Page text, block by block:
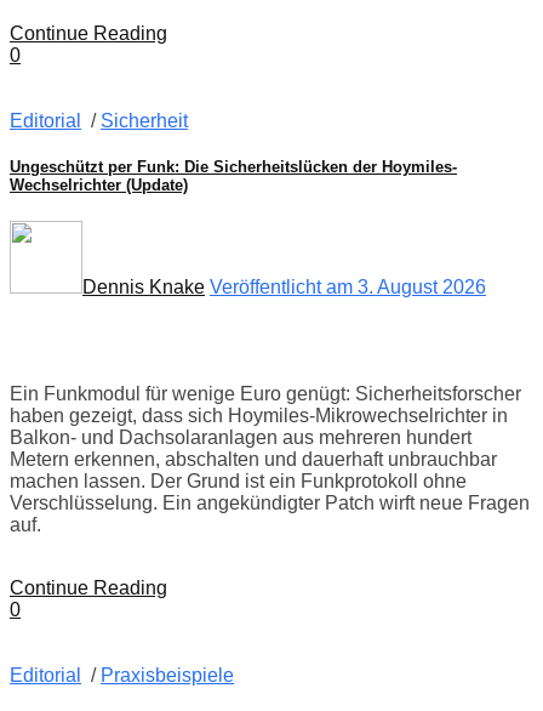
Continue Reading
0
Editorial / Sicherheit
Ungeschützt per Funk: Die Sicherheitslücken der Hoymiles-
Wechselrichter (Update)
Dennis Knake Veröffentlicht am 3. August 2026
Ein Funkmodul für wenige Euro genügt: Sicherheitsforscher
haben gezeigt, dass sich Hoymiles-Mikrowechselrichter in
Balkon- und Dachsolaranlagen aus mehreren hundert
Metern erkennen, abschalten und dauerhaft unbrauchbar
machen lassen. Der Grund ist ein Funkprotokoll ohne
Verschlüsselung. Ein angekündigter Patch wirft neue Fragen
auf.
Continue Reading
0
Editorial / Praxisbeispiele